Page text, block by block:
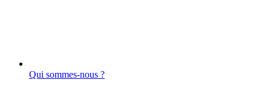
Qui sommes-nous ?